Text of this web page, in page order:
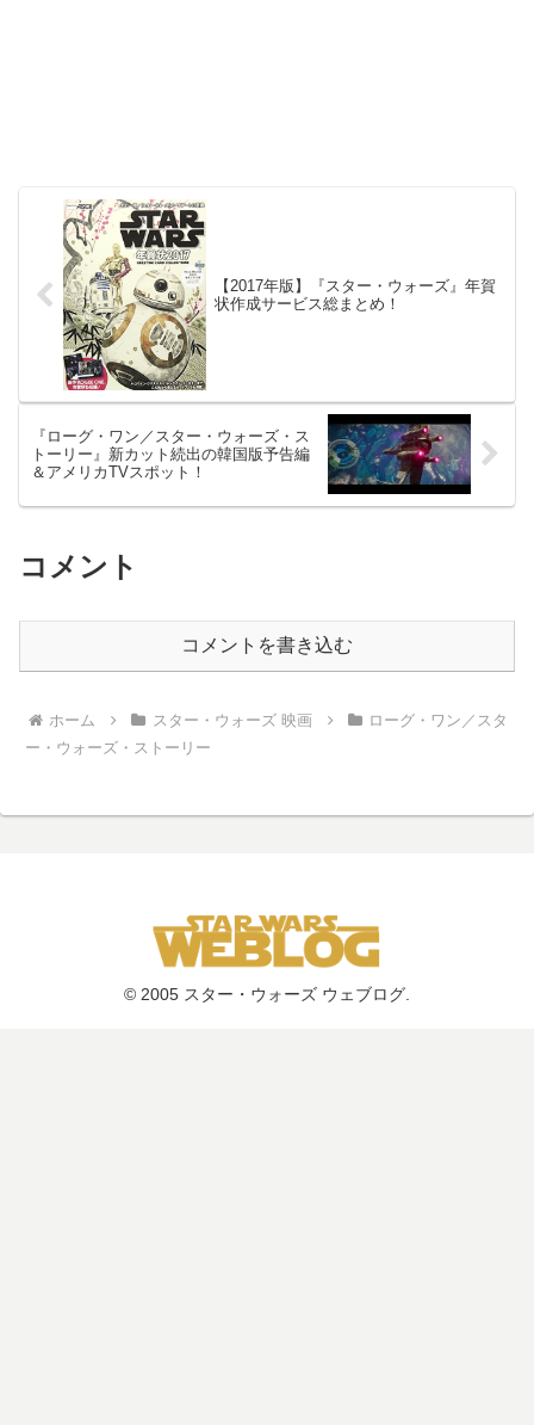
【2017年版】『スター・ウォーズ』年賀
状作成サービス総まとめ！
『ローグ・ワン／スター・ウォーズ・ス
トーリー』新カット続出の韓国版予告編
＆アメリカTVスポット！
コメント
コメントを書き込む
ホーム スター・ウォーズ 映画
ローグ・ワン／スタ
ー・ウォーズ・ストーリー
© 2005 スター・ウォーズ ウェブログ.